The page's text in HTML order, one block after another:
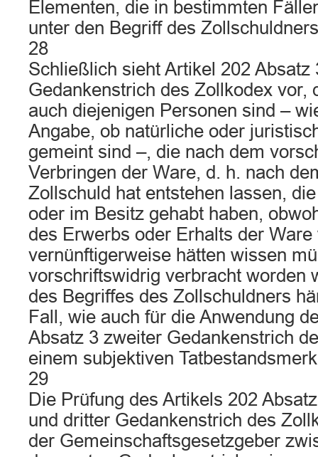
Elementen, die in bestimmten
unter den Begriff des
28
Schließlich sieht Artikel 202 Absatz
Gedankenstrich des Zollkodex vor,
auch diejenigen Personen sind –
Angabe, ob natürliche oder
gemeint sind –, die nach dem
Verbringen der Ware, d. h. nach
Zollschuld hat entstehen lassen,
oder im Besitz gehabt haben,
des Erwerbs oder Erhalts der
vernünftigerweise hätten wissen
vorschriftswidrig verbracht worden
des Begriffes des Zollschuldners
Fall, wie auch für die Anwendung
Absatz 3 zweiter Gedankenstrich
einem subjektiven
29
Die Prüfung des Artikels 202
und dritter Gedankenstrich des
der Gemeinschaftsgesetzgeber